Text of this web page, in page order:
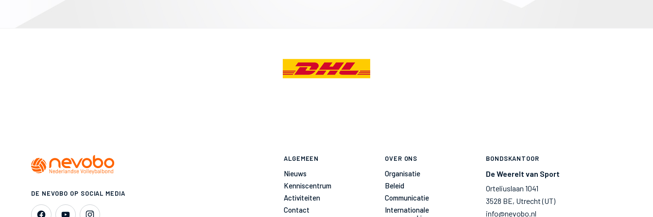
DE NEVOBO OP SOCIAL MEDIA
ALGEMEEN
Nieuws
Kenniscentrum
Activiteiten
Contact
OVER ONS
Organisatie
Beleid
Communicatie
Internationale
BONDSKANTOOR
De Weerelt van Sport
Orteliuslaan 1041
3528 BE, Utrecht (UT)
info@nevobo.nl